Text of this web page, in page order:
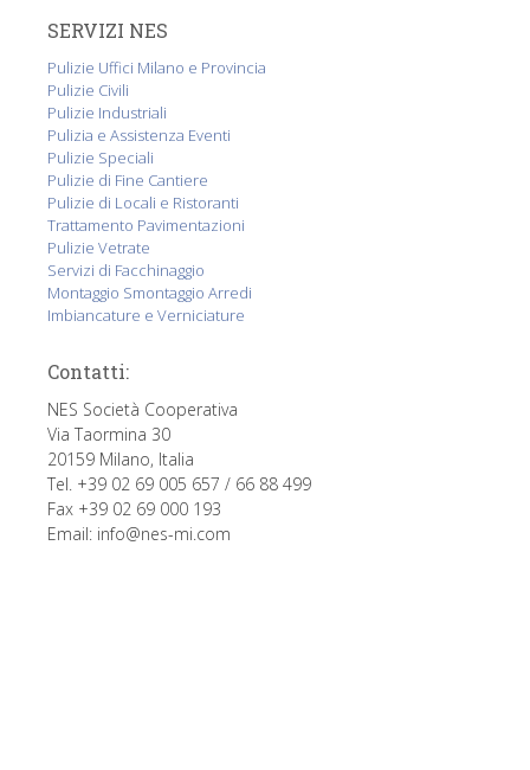
SERVIZI NES
Pulizie Uffici Milano e Provincia
Pulizie Civili
Pulizie Industriali
Pulizia e Assistenza Eventi
Pulizie Speciali
Pulizie di Fine Cantiere
Pulizie di Locali e Ristoranti
Trattamento Pavimentazioni
Pulizie Vetrate
Servizi di Facchinaggio
Montaggio Smontaggio Arredi
Imbiancature e Verniciature
Contatti:
NES Società Cooperativa
Via Taormina 30
20159 Milano, Italia
Tel. +39 02 69 005 657 / 66 88 499
Fax +39 02 69 000 193
Email: info@nes-mi.com